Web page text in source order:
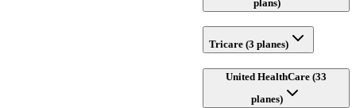
plans)
Tricare (3 planes)
United HealthCare (33
planes)